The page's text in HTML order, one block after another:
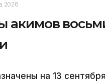
2026
акимов
на 13